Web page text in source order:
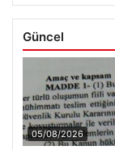
Güncel
05/08/2026